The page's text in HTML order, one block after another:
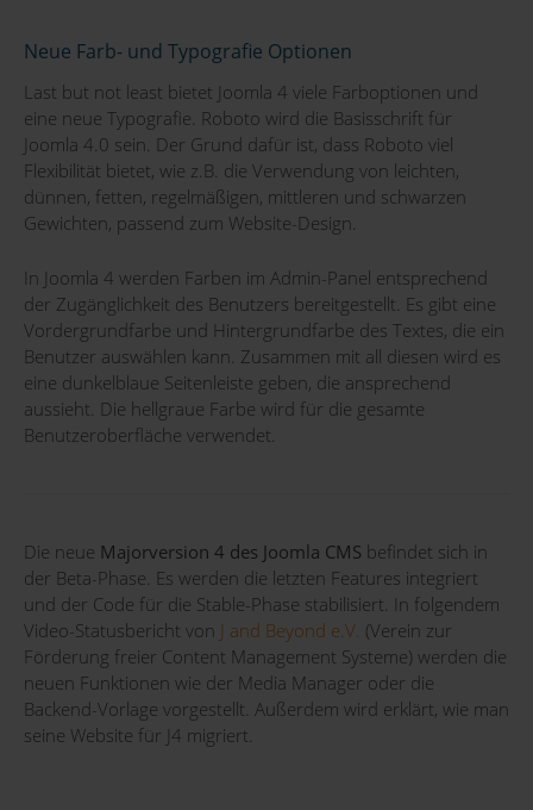
Neue Farb- und Typografie Optionen
Last but not least bietet Joomla 4 viele Farboptionen und
eine neue Typografie. Roboto wird die Basisschrift für
Joomla 4.0 sein. Der Grund dafür ist, dass Roboto viel
Flexibilität bietet, wie z.B. die Verwendung von leichten,
dünnen, fetten, regelmäßigen, mittleren und schwarzen
Gewichten, passend zum Website-Design.
In Joomla 4 werden Farben im Admin-Panel entsprechend
der Zugänglichkeit des Benutzers bereitgestellt. Es gibt eine
Vordergrundfarbe und Hintergrundfarbe des Textes, die ein
Benutzer auswählen kann. Zusammen mit all diesen wird es
eine dunkelblaue Seitenleiste geben, die ansprechend
aussieht. Die hellgraue Farbe wird für die gesamte
Benutzeroberfläche verwendet.
Die neue Majorversion 4 des Joomla CMS befindet sich in
der Beta-Phase. Es werden die letzten Features integriert
und der Code für die Stable-Phase stabilisiert. In folgendem
Video-Statusbericht von J and Beyond e.V. (Verein zur
Förderung freier Content Management Systeme) werden die
neuen Funktionen wie der Media Manager oder die
Backend-Vorlage vorgestellt. Außerdem wird erklärt, wie man
seine Website für J4 migriert.